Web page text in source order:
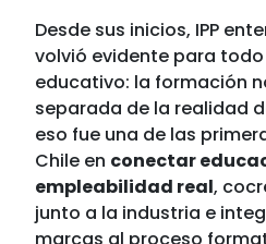
Desde sus inicios, IPP
volvió evidente para
educativo: la formación
separada de la realidad
eso fue una de las
Chile en conectar
empleabilidad real,
junto a la industria e
marcas al proceso